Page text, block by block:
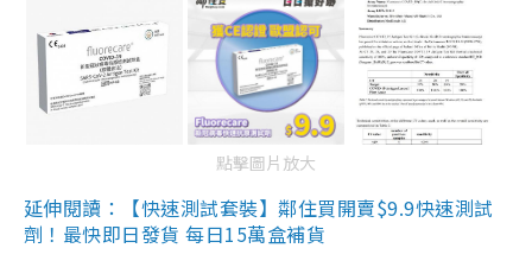
點擊圖片放大
延伸閱讀：【快速測試套裝】鄰住買開賣$9.9快速測試
劑！最快即日發貨 每日15萬盒補貨